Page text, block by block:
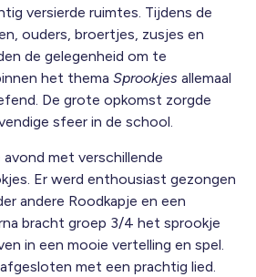
versierde ruimtes. Tijdens de
ouders, broertjes, zusjes en
de gelegenheid om te
het thema Sprookjes allemaal
De grote opkomst zorgde
sfeer in de school.
met verschillende
Er werd enthousiast gezongen
andere Roodkapje en een
bracht groep 3/4 het sprookje
in een mooie vertelling en spel.
met een prachtig lied.